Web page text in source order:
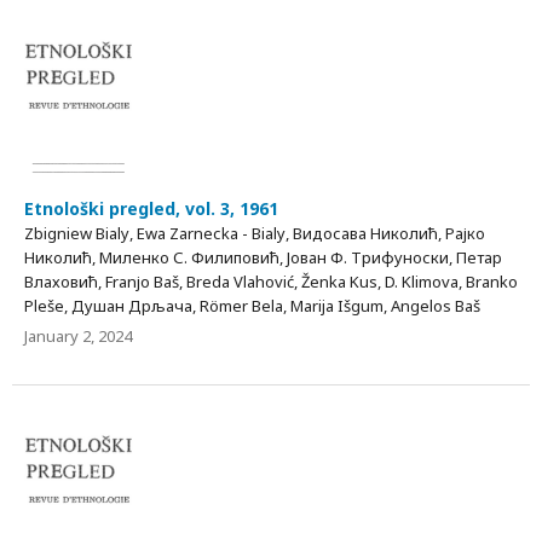
Etnološki pregled, vol. 3, 1961
Zbigniеw Вiаlу, Еwа Zаrnесkа - Вiаlу, Видосава Николић, Рајко
Николић, Миленко С. Филиповић, Јован Ф. Трифуноски, Петар
Влаховић, Frаnјо Baš, Breda Vlahović, Ženka Kus, D. Klimova, Branko
Pleše, Душан Дрљача, Römer Bela, Marija Išgum, Angelos Baš
January 2, 2024